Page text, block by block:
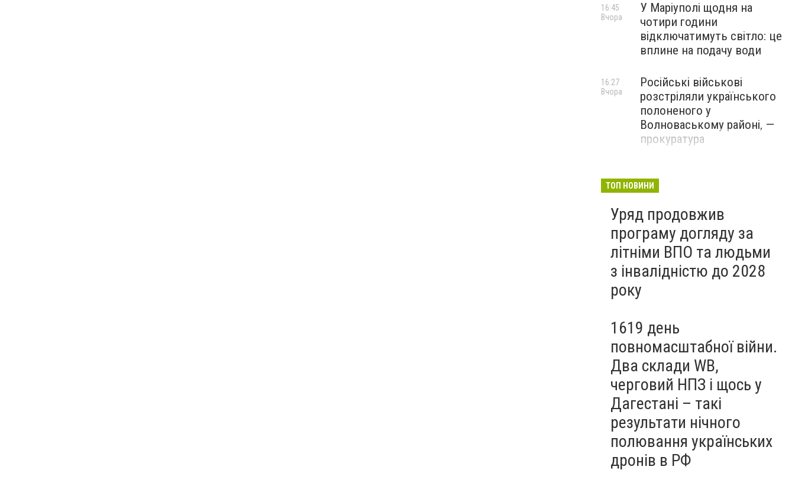
У Маріуполі щодня на
чотири години
відключатимуть світло: це
вплине на подачу води
16:45
Вчора
Російські військові
розстріляли українського
полоненого у
Волноваському районі, —
прокуратура
16:27
Вчора
адміністрація оскаржує
судами право власності на
житло
Вчора
ТОП НОВИНИ
Уряд продовжив
програму догляду за
літніми ВПО та людьми
з інвалідністю до 2028
року
1619 день
повномасштабної війни.
Два склади WB,
черговий НПЗ і щось у
Дагестані – такі
результати нічного
полювання українських
дронів в РФ